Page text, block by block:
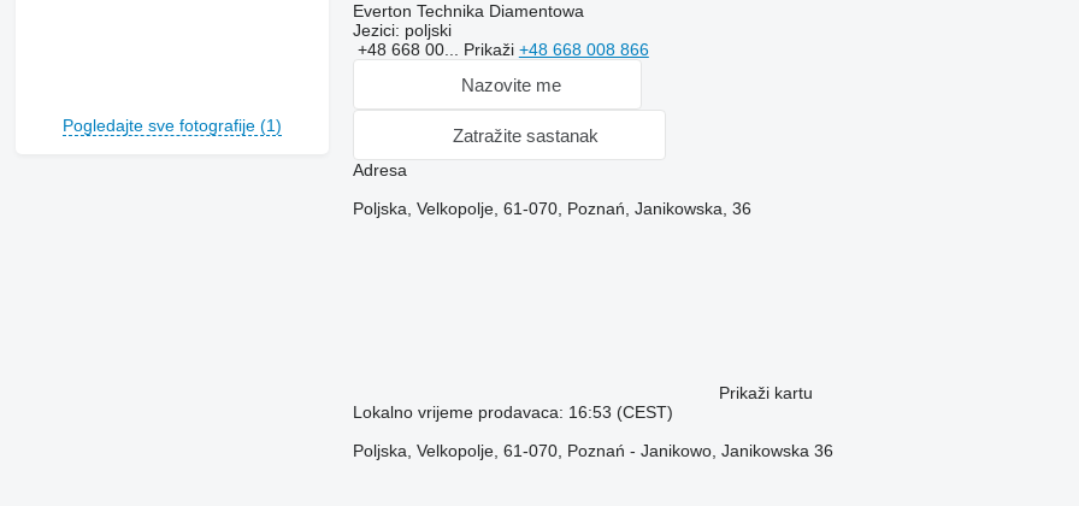
Pogledajte sve fotografije (1)
Everton Technika Diamentowa
Jezici: poljski
+48 668 00... Prikaži +48 668 008 866
Nazovite me
Zatražite sastanak
Adresa
Poljska, Velkopolje, 61-070, Poznań, Janikowska, 36
Prikaži kartu
Lokalno vrijeme prodavaca: 16:53 (CEST)
Poljska, Velkopolje, 61-070, Poznań - Janikowo, Janikowska 36